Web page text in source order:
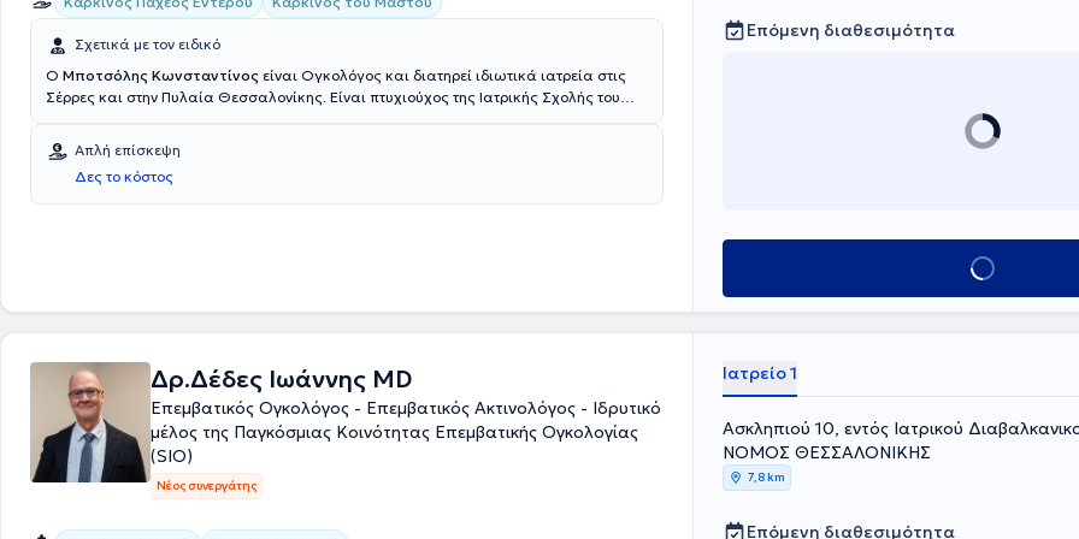
Σχετικά με τον ειδικό
O Μποτσόλης Κωνσταντίνος είναι Ογκολόγος και διατηρεί ιδιωτικά ιατρεία στις
Σέρρες και στην Πυλαία Θεσσαλονίκης. Είναι πτυχιούχος της Ιατρικής Σχολής του
Ραδιολογίας, από πρότερες σπουδές του στο Πανεπιστήμιο Δυτικής Αττικής. Με την
ολοκλήρωση των σπουδών του, μετέβη στο Ηνωμένο Βασίλειο, όπου ειδικεύτηκε και
εξειδικεύτηκε στην ογκολογία. Διαθέτει εμπειρία και κατάρτιση προκειμένου να
μπορεί να παρέχει ογκολογική διάγνωση και κλινική εκτίμηση, αλλά και γενετική
Απλή επίσκεψη
Δες το κόστος
Επόμενη διαθεσιμότητα
Κλείσε ραντεβού
Δρ.Δέδες Ιωάννης MD
Επεμβατικός Ογκολόγος - Επεμβατικός Ακτινολόγος - Ιδρυτικό
μέλος της Παγκόσμιας Κοινότητας Επεμβατικής Ογκολογίας
(SIO)
Νέος συνεργάτης
Ιατρείο 1
Ασκληπιού 10, εντός Ιατρικού
ΝΟΜΟΣ ΘΕΣΣΑΛΟΝΙΚΗΣ
7,8 km
Επόμενη διαθεσιμότητα